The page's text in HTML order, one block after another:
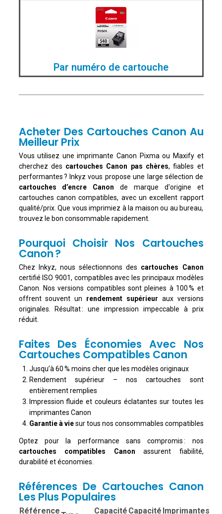
Par numéro de cartouche
Acheter Des Cartouches Canon Au
Meilleur Prix
Vous utilisez une imprimante Canon Pixma ou Maxify et
cherchez des cartouches Canon pas chères, fiables et
performantes ? Inkyz vous propose une large sélection de
cartouches d’encre Canon de marque d'origine et
cartouches canon compatibles, avec un excellent rapport
qualité/prix. Que vous imprimiez à la maison ou au bureau,
trouvez le bon consommable rapidement.
Pourquoi Choisir Nos Cartouches
Canon ?
Chez Inkyz, nous sélectionnons des cartouches Canon
certifié ISO 9001, compatibles avec les principaux modèles
Canon. Nos versions compatibles sont pleines à 100 % et
offrent souvent un rendement supérieur aux versions
originales. Résultat : une impression impeccable à prix
réduit.
Faites Des Économies Avec Nos
Cartouches Compatibles Canon
Jusqu’à 60 % moins cher que les modèles originaux
Rendement supérieur – nos cartouches sont
entièrement remplies
Impression fluide et couleurs éclatantes sur toutes les
imprimantes Canon
Garantie à viesur tous nos consommables compatibles
Optez pour la performance sans compromis : nos
cartouches compatibles Canon assurent fiabilité,
durabilité et économies.
Références De Cartouches Canon
Les Plus Populaires
Référence Capacité Capacité Imprimantes